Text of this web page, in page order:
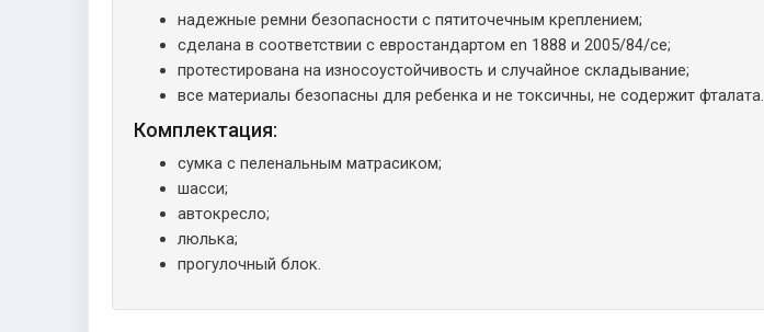
надежные ремни безопасности с пятиточечным креплением;
сделана в соответствии с евростандартом en 1888 и 2005/84/ce;
протестирована на износоустойчивость и случайное складывание;
все материалы безопасны для ребенка и не токсичны, не содержит фталата.
Комплектация:
сумка с пеленальным матрасиком;
шасси;
автокресло;
люлька;
прогулочный блок.